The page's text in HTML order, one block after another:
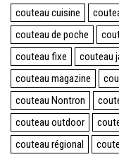
couteau cuisine
couteau de poche
couteau fixe
couteau
couteau magazine
couteau Nontron
couteau outdoor
couteau régional